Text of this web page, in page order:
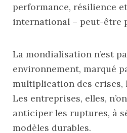
performance, résilience
international – peut-être
La mondialisation n’est
environnement, marqué
multiplication des crises,
Les entreprises, elles,
anticiper les ruptures, à
modèles durables.